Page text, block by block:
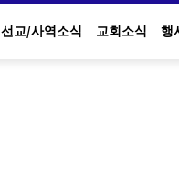
선교/사역소식 교회소식 행